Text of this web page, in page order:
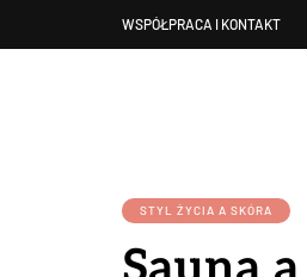
WSPÓŁPRACA I KONTAKT
STYL ŻYCIA A SKÓRA